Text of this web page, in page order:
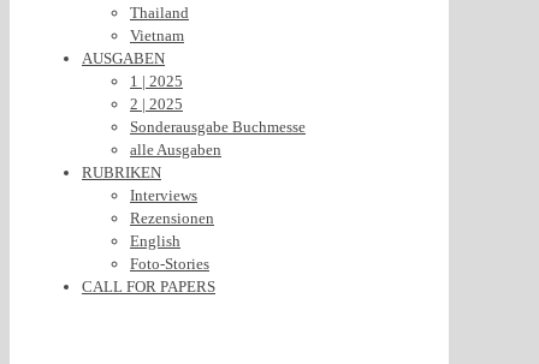
Thailand
Vietnam
AUSGABEN
1 | 2025
2 | 2025
Sonderausgabe Buchmesse
alle Ausgaben
RUBRIKEN
Interviews
Rezensionen
English
Foto-Stories
CALL FOR PAPERS